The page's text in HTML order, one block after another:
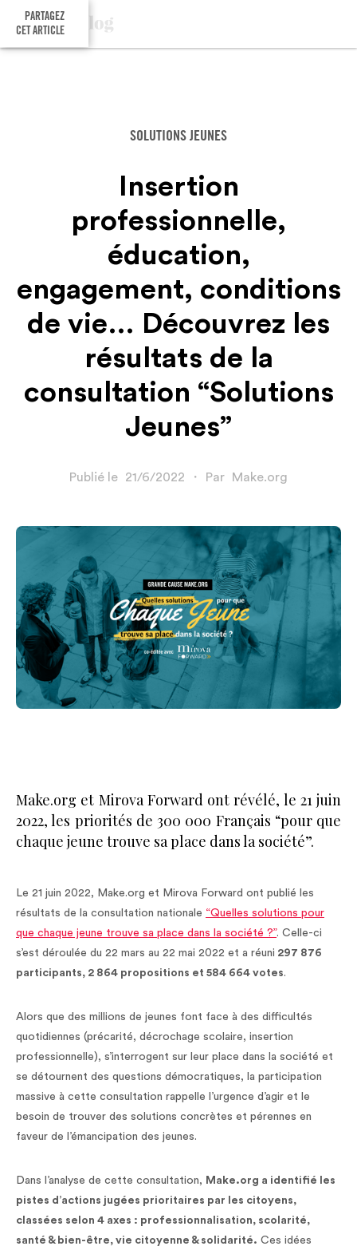
PARTAGEZ
CET ARTICLE
SOLUTIONS JEUNES
‍Insertion
professionnelle,
éducation,
engagement, conditions
de vie… Découvrez les
résultats de la
consultation “Solutions
Jeunes”‍
Publié le 21/6/2022 ・ Par Make.org
Make.org et Mirova Forward ont révélé, le 21 juin
2022, les priorités de 300 000 Français “pour que
chaque jeune trouve sa place dans la société”.
Le 21 juin 2022, Make.org et Mirova Forward ont publié les
résultats de la consultation nationale “Quelles solutions pour
que chaque jeune trouve sa place dans la société ?”. Celle-ci
s’est déroulée du 22 mars au 22 mai 2022 et a réuni 297 876
participants, 2 864 propositions et 584 664 votes.
Alors que des millions de jeunes font face à des difficultés
quotidiennes (précarité, décrochage scolaire, insertion
professionnelle), s’interrogent sur leur place dans la société et
se détournent des questions démocratiques, la participation
massive à cette consultation rappelle l’urgence d’agir et le
besoin de trouver des solutions concrètes et pérennes en
faveur de l’émancipation des jeunes.
Dans l’analyse de cette consultation, Make.org a identifié les
pistes d’actions jugées prioritaires par les citoyens,
classées selon 4 axes : professionnalisation, scolarité,
santé & bien-être, vie citoyenne & solidarité. Ces idées